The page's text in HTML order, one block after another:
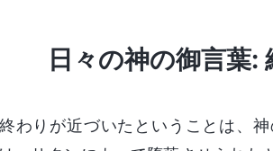
日々の神の御言葉
わりが近づいたということは、